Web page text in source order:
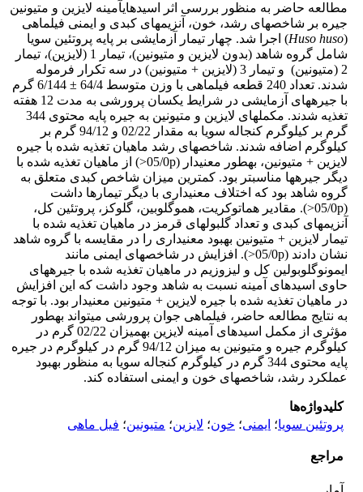
مطالعه حاضر به منظور بررسی اثر اسیدهای­آمینه لایزین و متیونین
جیره بر شاخص­های رشد، خون، آنزیم­های کبدی و ایمنی فیل‏ماهی
(
Huso huso) اجرا شد. چهار تیمار آزمایشی بر پایه پروتئین سویا
شامل گروه شاهد (بدون لایزین و متیونین)، تیمار 1 (لایزین)، تیمار
2 (متیونین) و تیمار 3 (لایزین + متیونین) در سه تکرار فرموله
شدند. تعداد 240 قطعه فیل­ماهی با وزن متوسط 64/4 ± 6/144 گرم
با جیره­های آزمایشی در شرایط یکسان پرورشی به ‏مدت 12 هفته
تغذیه شدند. مکمل­های لایزین و متیونین به جیره پایه محتوی 344
گرم بر کیلوگرم کنجاله سویا به مقدار 02/22 و 94/12 گرم بر
کیلوگرم اضافه شدند. شاخص­های رشد ماهیان تغذیه شده با جیره
لایزین + متیونین، به­طور معنی‏دار (05/0p<) از ماهیان تغذیه شده با
دیگر جیره‏ها مناسب‏تر بود. کمترین میزان شاخص کبدی متعلق به
گروه شاهد بود که اختلاف معنی­داری با دیگر تیمارها داشت
(05/0p<). مقادیر هماتوکریت، هموگلوبین، گلوکز، پروتئین کل،
آنزیم­های کبدی و تعداد گلبول­های قرمز در ماهیان تغذیه شده با
تیمار لایزین + متیونین بهبود معنی­داری را در مقایسه با گروه شاهد
نشان دادند (05/0p<). افزایش در شاخص­های ایمنی مانند
ایمونوگلوبولین کل و لیزوزیم در ماهیان تغذیه شده با جیره­های
حاوی اسیدهای آمینه نسبت به شاهد وجود داشت که این افزایش
در ماهیان تغذیه شده با جیره لایزین + متیونین معنی­دار بود. با توجه
به نتایج مطالعه حاضر، فیل‏ماهی جوان پرورشی می‏تواند به­طور
مؤثری از مکمل اسیدهای آمینه لایزین به‏میزان 02/22 گرم در
کیلوگرم جیره و متیونین به‏ میزان 94/12 گرم در کیلوگرم در جیره
پایه محتوی 344 گرم در کیلوگرم کنجاله سویا به منظور بهبود
عملکرد رشد، شاخص­های خون و ایمنی استفاده کند.
کلیدواژه‌ها
پروتئین سویا؛ ایمنی؛ خون؛ لایزین؛ متیونین؛ فیل ماهی
مراجع